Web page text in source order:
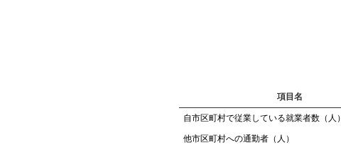
項目名
自市区町村で従業している就業者数（人）
他市区町村への通勤者（人）